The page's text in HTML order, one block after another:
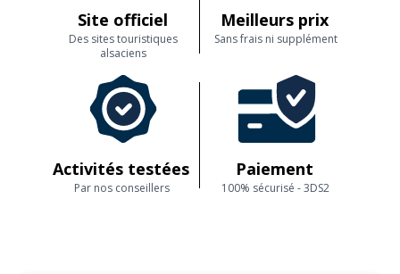
Site officiel
Des sites touristiques
alsaciens
Meilleurs prix
Sans frais ni supplément
Activités testées
Par nos conseillers
Paiement
100% sécurisé - 3DS2